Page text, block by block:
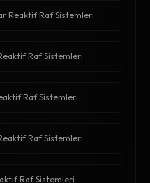
Reaktif Raf Sistemleri
Raf Sistemleri
Raf Sistemleri
Raf Sistemleri
Raf Sistemleri